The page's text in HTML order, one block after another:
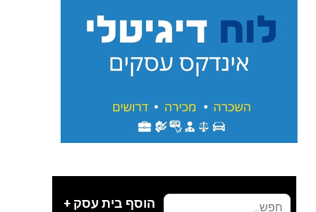
הוסף בית עסק +